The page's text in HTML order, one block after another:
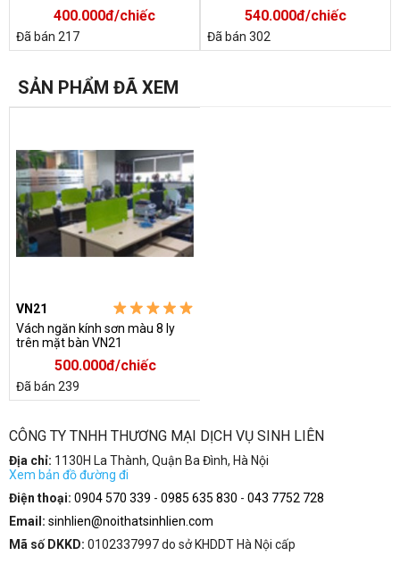
400.000đ/chiếc
Đã bán 217
540.000đ/chiếc
Đã bán 302
SẢN PHẨM ĐÃ XEM
VN21
Vách ngăn kính sơn màu 8 ly
trên mặt bàn VN21
500.000đ/chiếc
Đã bán 239
CÔNG TY TNHH THƯƠNG MẠI DỊCH VỤ SINH LIÊN
Địa chỉ: 1130H La Thành, Quận Ba Đình, Hà Nội
Xem bản đồ đường đi
Điện thoại: 0904 570 339 - 0985 635 830 - 043 7752 728
Email: sinhlien@noithatsinhlien.com
Mã số DKKD: 0102337997 do sở KHDDT Hà Nội cấp